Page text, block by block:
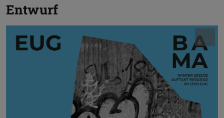
Entwurf